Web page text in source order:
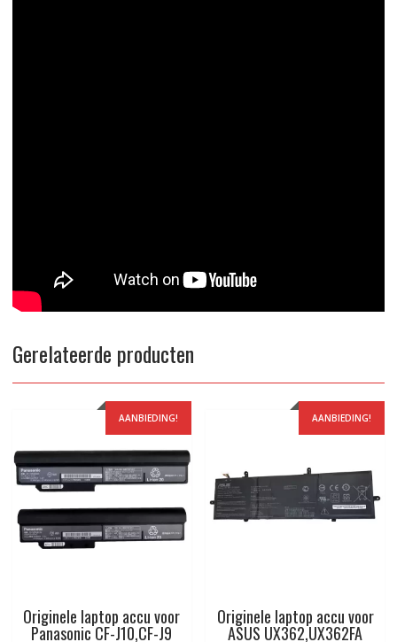
Gerelateerde producten
AANBIEDING!
Originele laptop accu voor
Panasonic CF-J10,CF-J9
AANBIEDING!
Originele laptop accu voor
ASUS UX362,UX362FA